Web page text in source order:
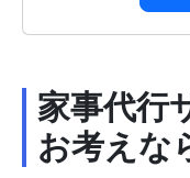
家事代行
お考えな